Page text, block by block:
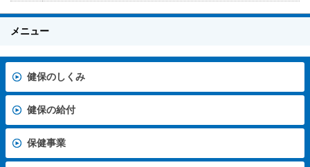
メニュー
健保のしくみ
健保の給付
保健事業